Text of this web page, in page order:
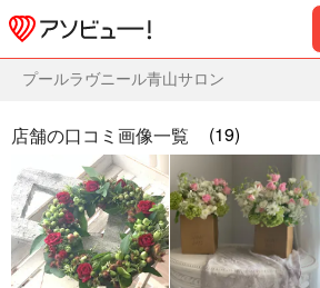
プールラヴニール青山サロン
店舗の口コミ画像一覧 (19)